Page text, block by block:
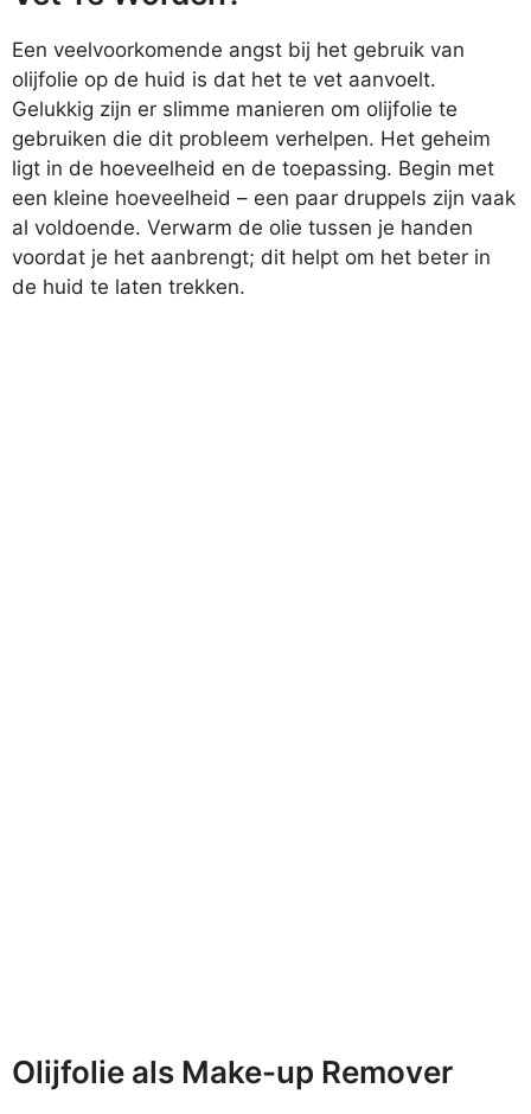
Een veelvoorkomende angst bij het gebruik van
olijfolie op de huid is dat het te vet aanvoelt.
Gelukkig zijn er slimme manieren om olijfolie te
gebruiken die dit probleem verhelpen. Het geheim
ligt in de hoeveelheid en de toepassing. Begin met
een kleine hoeveelheid – een paar druppels zijn vaak
al voldoende. Verwarm de olie tussen je handen
voordat je het aanbrengt; dit helpt om het beter in
de huid te laten trekken.
Olijfolie als Make-up Remover